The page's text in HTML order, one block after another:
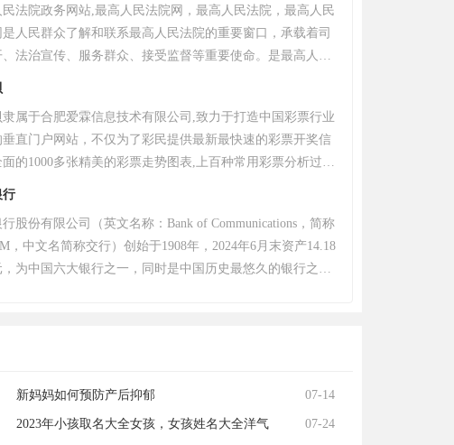
新东路376号。协会推动建立多元化解纠纷机制，联合行业
立汽修汽配、物流行业消费维权专业委员会，2021年6月至
11月调解汽修领域纠纷164件。截至2025年，协会开展智能家
验活动，并联动媒体曝光翡翠、电视购物等典型案例。其
权网络中心涵盖投诉处理、消费警示等模块，形成覆盖全省的
权体系 。
民法院政务网站,最高人民法院网，最高人民法院，最高人民
人民群众了解和联系最高人民法院的重要窗口，承载着司
、法治宣传、服务群众、接受监督等重要使命。是最高人民
政务网站，是最高人民法院在互联网上唯一的正式身份。
隶属于合肥爱霖信息技术有限公司,致力于打造中国彩票行业
垂直门户网站，不仅为了彩民提供最新最快速的彩票开奖信
的1000多张精美的彩票走势图表,上百种常用彩票分析过滤
票预测分析,彩票词典,中奖喜报等,彩宝贝还汇聚了众多资深
位彩票分析师签约合作，还设计了方便实用的彩票竞赛项
个彩种都有多个竞赛项目等，彩宝贝的主要栏目优势是整合
以‘彩票’为核心的综合性网络服务互动平台。
行
股份有限公司（英文名称：Bank of Communications，简称
，中文名简称交行）创始于1908年，2024年6月末资产14.18
为中国六大银行之一，同时是中国历史最悠久的银行之
新妈妈如何预防产后抑郁 07-14
2023年小孩取名大全女孩，女孩姓名大全洋气 07-24